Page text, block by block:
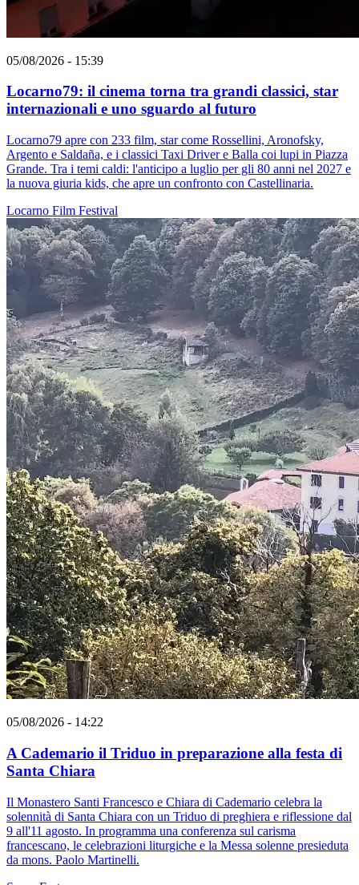
05/08/2026 - 15:39
Locarno79: il cinema torna tra grandi classici, star
internazionali e uno sguardo al futuro
Locarno79 apre con 233 film, star come Rossellini, Aronofsky,
Argento e Saldaña, e i classici Taxi Driver e Balla coi lupi in Piazza
Grande. Tra i temi caldi: l'anticipo a luglio per gli 80 anni nel 2027 e
la nuova giuria kids, che apre un confronto con Castellinaria.
Locarno Film Festival
05/08/2026 - 14:22
A Cademario il Triduo in preparazione alla festa di
Santa Chiara
Il Monastero Santi Francesco e Chiara di Cademario celebra la
solennità di Santa Chiara con un Triduo di preghiera e riflessione dal
9 all'11 agosto. In programma una conferenza sul carisma
francescano, le celebrazioni liturgiche e la Messa solenne presieduta
da mons. Paolo Martinelli.